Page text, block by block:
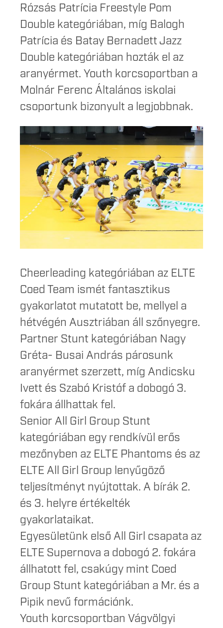
Rózsás Patrícia Freestyle Pom
Double kategóriában, míg Balogh
Patrícia és Batay Bernadett Jazz
Double kategóriában hozták el az
aranyérmet. Youth korcsoportban a
Molnár Ferenc Általános iskolai
csoportunk bizonyult a legjobbnak.
Cheerleading kategóriában az ELTE
Coed Team ismét fantasztikus
gyakorlatot mutatott be, mellyel a
hétvégén Ausztriában áll szőnyegre.
Partner Stunt kategóriában Nagy
Gréta- Busai András párosunk
aranyérmet szerzett, míg Andicsku
Ivett és Szabó Kristóf a dobogó 3.
fokára állhattak fel.
Senior All Girl Group Stunt
kategóriában egy rendkívül erős
mezőnyben az ELTE Phantoms és az
ELTE All Girl Group lenyűgöző
teljesítményt nyújtottak. A bírák 2.
és 3. helyre értékelték
gyakorlataikat.
Egyesületünk első All Girl csapata az
ELTE Supernova a dobogó 2. fokára
állhatott fel, csakúgy mint Coed
Group Stunt kategóriában a Mr. és a
Pipik nevű formációnk.
Youth korcsoportban Vágvölgyi